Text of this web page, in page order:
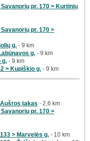
pr. 170 > Kurtinių
pr. 170 >
g. - 9 km
g. - 9 km
g. - 9 km
> Kupiškio g. - 9 km
takas - 2,6 km
pr. 170 >
> Marvelės g. - 10 km